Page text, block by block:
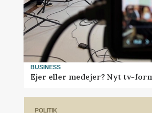
BUSINESS
Ejer eller medejer? Nyt tv-
POLITIK